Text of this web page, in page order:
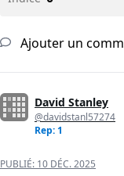
Ajouter un
David Stanley
@davidstanl57274
Rep: 1
PUBLIÉ: 10 DÉC. 2025